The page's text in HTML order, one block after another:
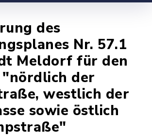
des
Nr. 57.1
Meldorf für den
"nördlich der
westlich der
sowie östlich